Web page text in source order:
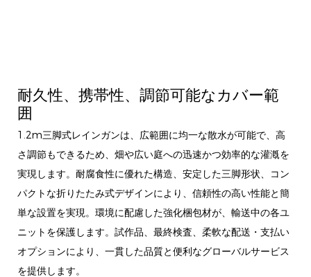
耐久性、携帯性、調節可能なカバー範
囲
1.2m三脚式レインガンは、広範囲に均一な散水が可能で、高
さ調節もできるため、畑や広い庭への迅速かつ効率的な灌漑を
実現します。耐腐食性に優れた構造、安定した三脚形状、コン
パクトな折りたたみ式デザインにより、信頼性の高い性能と簡
単な設置を実現。環境に配慮した強化梱包材が、輸送中の各ユ
ニットを保護します。試作品、最終検査、柔軟な配送・支払い
オプションにより、一貫した品質と便利なグローバルサービス
を提供します。